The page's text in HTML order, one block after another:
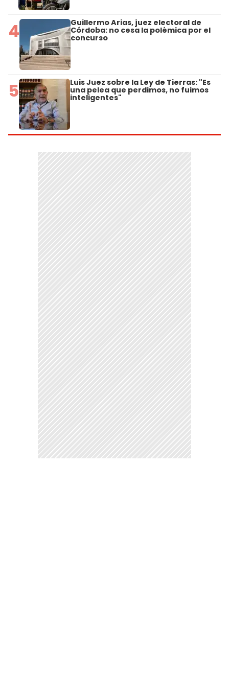
4 Guillermo Arias, juez electoral de
Córdoba: no cesa la polémica por el
concurso
5 Luis Juez sobre la Ley de Tierras: "Es
una pelea que perdimos, no fuimos
inteligentes"